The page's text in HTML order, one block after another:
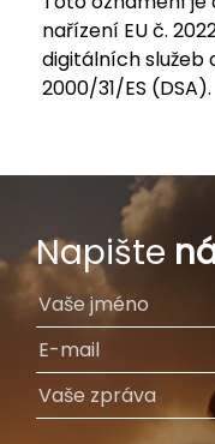
nařízení EU č.
digitálních služeb
2000/31/ES (DSA).
Napište